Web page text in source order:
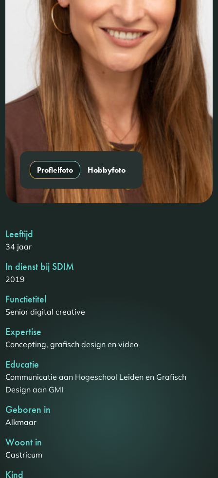
Profielfoto Hobbyfoto
Leeftijd
34 jaar
In dienst bij SDIM
2019
Functietitel
Senior digital creative
Expertise
Concepting, grafisch design en video
Educatie
Communicatie aan Hogeschool Leiden en Grafisch
Design aan GMI
Geboren in
Alkmaar
Woont in
Castricum
Kind